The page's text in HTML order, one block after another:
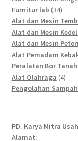
Furnitur lab 3434
Alat dan Mesin
Alat dan Mesin
Alat dan Mesin
Alat Pemadam
Peralatan Bor Tanah
Alat Olahraga 44
Pengolahan
PD. Karya Mitra
Alamat: